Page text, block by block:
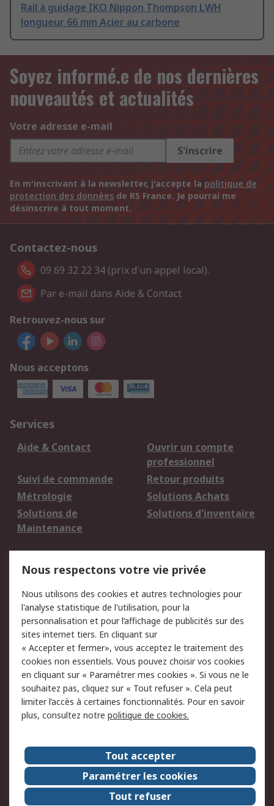
Rail à guidage IKO Nippon Thompson LWH
longueur 66 mm Acier au carbone
Soyez informé.e de nos dernières
nouveautés et actualités
Votre adresse e-mail
S'inscrire
En m'inscrivant à la newsletter, j'accepte la politique de
protection des données de RS France. Je pourrai me
désinscrire à tout moment.
Contactez-nous
09 69 32 22 34 (prix d'un appel local).
Par e-mail dans Aide & Contact
Retrouvez-nous sur
Nous acceptons
Services
Aide & Contact
Ouvrir un compte
professionnel
Suivi de commande
Retour produits
Métrologie
Solutions Achats
Solutions de
Maintenance
Solutions d'inventaire
du site
Politique de protection
des données - Mise à
jour
Sécurité des E-mails
Conditions générales
de vente
Politique anti-
corruption
Campagnes marketing
A propos de RS
A propos de RS France
Evénements
Le groupe RS Group Plc
Presse
RS dans le monde
Démarche RSE
Nous rejoindre
RS Particuliers
Nous respectons votre vie privée
Nous utilisons des cookies et autres technologies pour
l'analyse statistique de l'utilisation, pour la
personnalisation et pour l’affichage de publicités sur des
sites internet tiers. En cliquant sur
« Accepter et fermer», vous acceptez le traitement des
cookies non essentiels. Vous pouvez choisir vos cookies
en cliquant sur « Paramétrer mes cookies ». Si vous ne le
souhaitez pas, cliquez sur « Tout refuser ». Cela peut
limiter l’accès à certaines fonctionnalités. Pour en savoir
plus, consultez notre politique de cookies.
Tout accepter
Paramétrer les cookies
Tout refuser